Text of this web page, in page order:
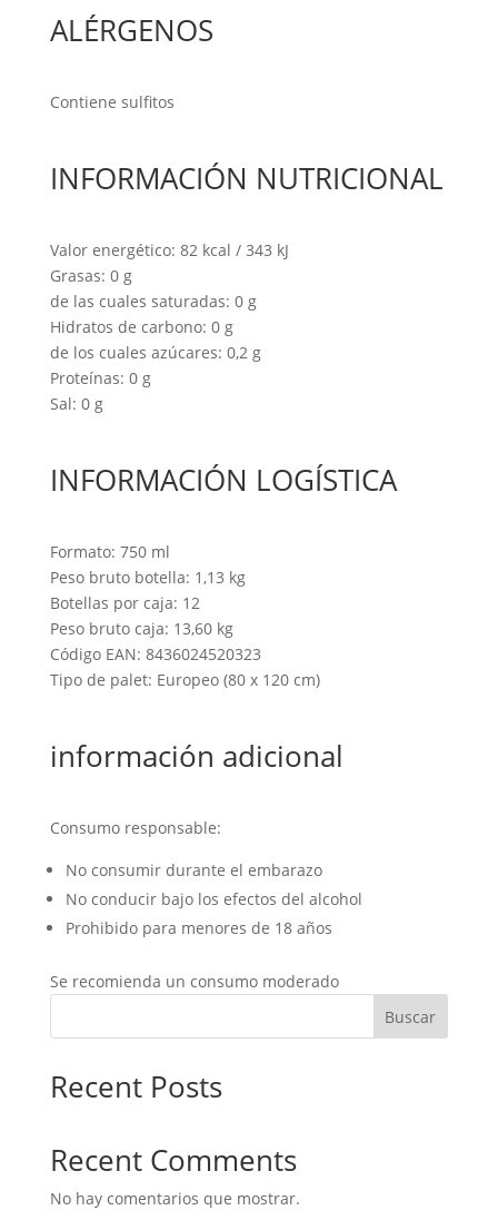
ALÉRGENOS
Contiene sulfitos
INFORMACIÓN NUTRICIONAL
Valor energético: 82 kcal / 343 kJ
Grasas: 0 g
de las cuales saturadas: 0 g
Hidratos de carbono: 0 g
de los cuales azúcares: 0,2 g
Proteínas: 0 g
Sal: 0 g
INFORMACIÓN LOGÍSTICA
Formato: 750 ml
Peso bruto botella: 1,13 kg
Botellas por caja: 12
Peso bruto caja: 13,60 kg
Código EAN: 8436024520323
Tipo de palet: Europeo (80 x 120 cm)
información adicional
Consumo responsable:
No consumir durante el embarazo
No conducir bajo los efectos del alcohol
Prohibido para menores de 18 años
Se recomienda un consumo moderado
Buscar
Recent Posts
Recent Comments
No hay comentarios que mostrar.